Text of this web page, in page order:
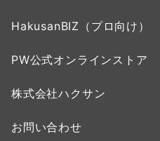
HakusanBIZ（プロ向け）
PW公式オンラインストア
株式会社ハクサン
お問い合わせ